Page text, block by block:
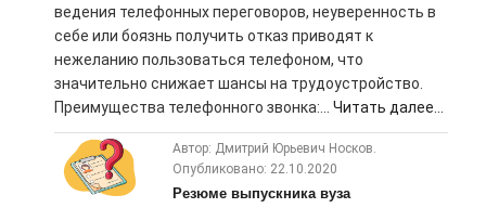
ведения телефонных переговоров, неуверенность в
себе или боязнь получить отказ приводят к
нежеланию пользоваться телефоном, что
значительно снижает шансы на трудоустройство.
Преимущества телефонного звонка:... Читать далее...
Автор: Дмитрий Юрьевич Носков.
Опубликовано: 22.10.2020
Резюме выпускника вуза